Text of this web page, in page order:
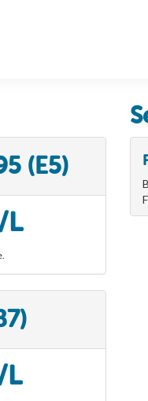
(E5)
L
L